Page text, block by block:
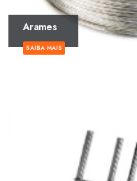
Arames
SAIBA MAIS